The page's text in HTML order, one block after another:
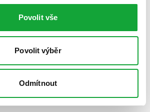
Povolit vše
Povolit výběr
Odmítnout